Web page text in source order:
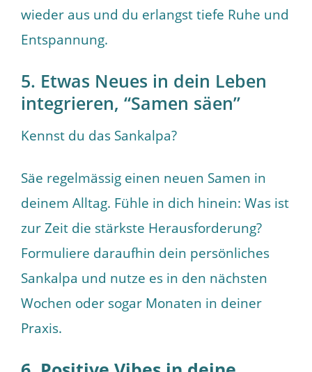
wieder aus und du erlangst tiefe Ruhe und
Entspannung.
5. Etwas Neues in dein Leben
integrieren, “Samen säen”
Kennst du das Sankalpa?
Säe regelmässig einen neuen Samen in
deinem Alltag. Fühle in dich hinein: Was ist
zur Zeit die stärkste Herausforderung?
Formuliere daraufhin dein persönliches
Sankalpa und nutze es in den nächsten
Wochen oder sogar Monaten in deiner
Praxis.